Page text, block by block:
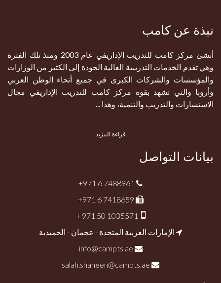
نبذة عن كامب
أنشئ مركز كامب للتدريب الإداريفي عام 2003 ومنذ تلك الفترة
وهي تقدم الخدمات التدريبية العالية الجودة إلى الكثير من الوزارات
والمؤسسات والشركات الكبرى في جميع أنحاء الوطن العربي
وأروبا والتي تشهد بقوة مركز كامب للتدريب الإداريفي مجال
الاستشارات والتدريب والتنمية، وهذا ...
قراءة المزيد
بيانات التواصل
+971 6 7488961
+971 6 7418659
+ 971 50 1035571
الإمارات العربية المتحدة - عجمان - الحميدية